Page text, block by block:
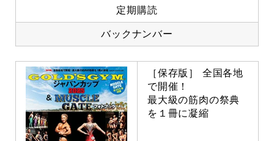
定期購読
バックナンバー
［保存版］ 全国各地
で開催！
最大級の筋肉の祭典
を１冊に凝縮